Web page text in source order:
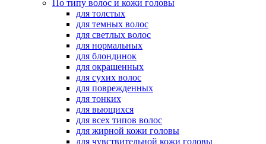
По типу волос и кожи головы
для толстых
для темных волос
для светлых волос
для нормальных
для блондинок
для окрашенных
для сухих волос
для поврежденных
для тонких
для вьющихся
для всех типов волос
для жирной кожи головы
для чувствительной кожи головы